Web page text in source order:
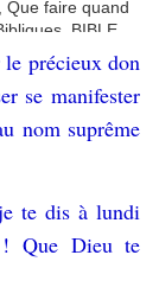
précieux don
se manifester
nom suprême
te dis à lundi
! Que Dieu te